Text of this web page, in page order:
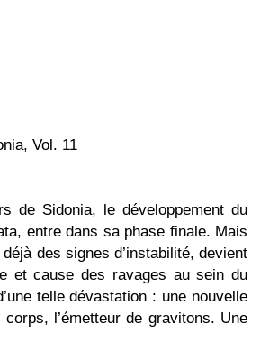
Vol. 11
de Sidonia, le développement du
entre dans sa phase finale. Mais
des signes d’instabilité, devient
et cause des ravages au sein du
telle dévastation : une nouvelle
l’émetteur de gravitons. Une